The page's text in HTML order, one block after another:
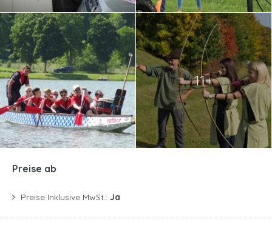
11+
Preise ab
Preise Inklusive MwSt.: Ja